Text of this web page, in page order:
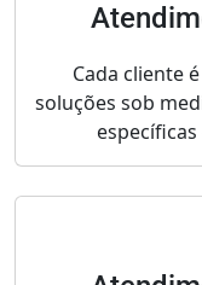
Cada cliente
soluções sob